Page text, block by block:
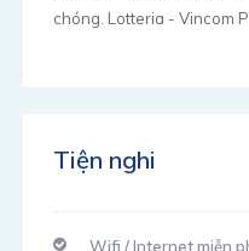
chóng. Lotteria - Vincom
Tiện nghi
Wifi / Internet miễn